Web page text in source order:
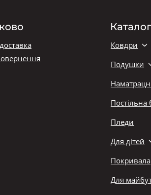
Ковдри
Подушки
Постільна
Пледи
Для дітей
Покривала
Для